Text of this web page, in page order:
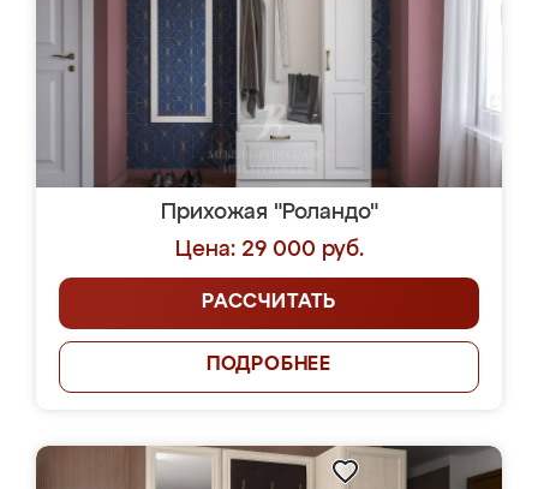
Прихожая "Роландо"
Цена: 29 000 руб.
РАССЧИТАТЬ
ПОДРОБНЕЕ